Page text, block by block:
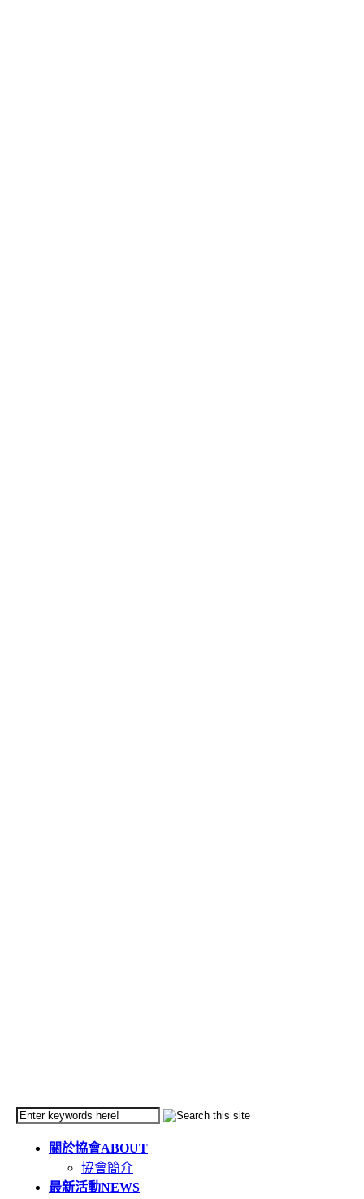
關於協會ABOUT
協會簡介
最新活動NEWS